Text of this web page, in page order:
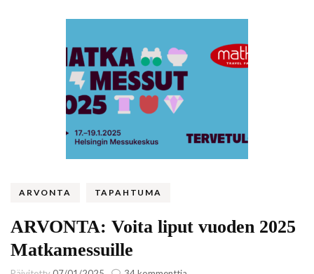
ARVONTA TAPAHTUMA
ARVONTA: Voita liput vuoden 2025
Matkamessuille